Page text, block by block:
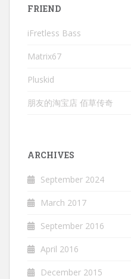
FRIEND
iFretless Bass
Matrix67
Pluskid
朋友的淘宝店 佰草传奇
ARCHIVES
September 2024
March 2017
September 2016
April 2016
December 2015